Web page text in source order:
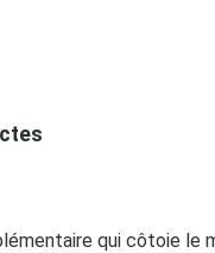
qui côtoie le